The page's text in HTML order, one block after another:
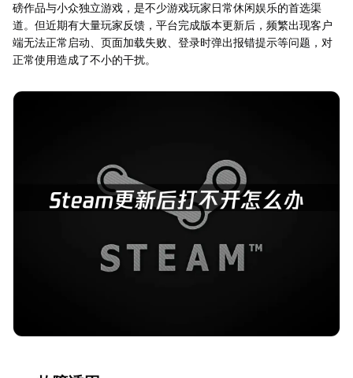
磅作品与小众独立游戏，是不少游戏玩家日常休闲娱乐的首选渠
道。但近期有大量玩家反馈，平台完成版本更新后，频繁出现客户
端无法正常启动、页面加载失败、登录时弹出报错提示等问题，对
正常使用造成了不小的干扰。